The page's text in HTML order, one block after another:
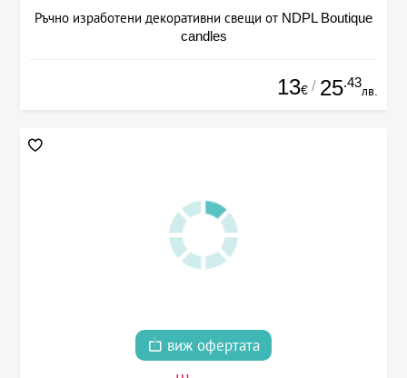
Ръчно изработени декоративни свещи от NDPL Boutique
candles
13€ / 25.43
лв.
виж офертата